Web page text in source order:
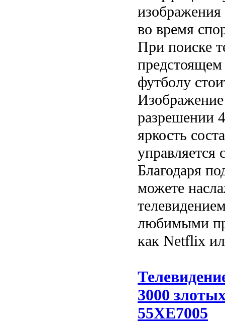
изображения
во время
При поиске
футболу
Изображение
разрешении
яркость
управляется
Благодаря
можете
любимыми
как Netflix
3000
55XE7005